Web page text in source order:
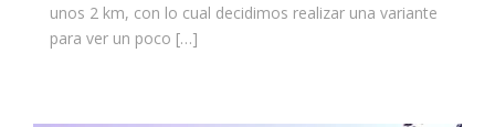
unos 2 km, con lo cual decidimos realizar una variante
para ver un poco […]